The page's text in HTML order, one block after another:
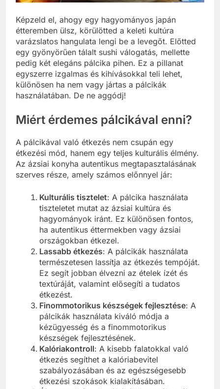
Képzeld el, ahogy egy hagyományos japán
étteremben ülsz, körülötted a keleti kultúra
varázslatos hangulata lengi be a levegőt. Előtted
egy gyönyörűen tálalt sushi válogatás, mellette
pedig két elegáns pálcika pihen. Ez a pillanat
egyszerre izgalmas és kihívásokkal teli lehet,
különösen ha nem vagy jártas a pálcikák
használatában. De ne aggódj!
Miért érdemes pálcikával enni?
A pálcikával való étkezés nem csupán egy
étkezési mód, hanem egy teljes kulturális élmény.
Az ázsiai konyha autentikus megtapasztalásának
szerves része, amely számos előnnyel jár:
Kulturális tisztelet: A pálcika használata
tiszteletet mutat az ázsiai kultúra és
hagyományok iránt. Ez különösen fontos,
ha autentikus éttermekben vagy ázsiai
országokban étkezel.
Lassabb étkezés: A pálcikák használata
természetesen lassítja az étkezés tempóját.
Ez segít jobban élvezni az ételek ízét és
textúráját, valamint elősegíti a tudatos
étkezést.
Finommotorikus készségek fejlesztése: A
pálcikák használata kiváló módja a
kézügyesség és a finommotorikus
készségek fejlesztésének.
Kalóriakontroll: A kisebb falatokkal való
étkezés segíthet a kalóriabevitel
szabályozásában és az egészségesebb
étkezési szokások kialakításában.